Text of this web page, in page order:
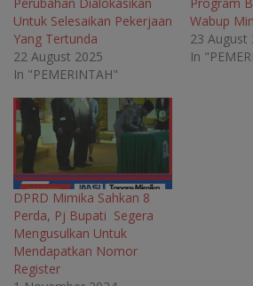
d
o
w
o
w
)
d
o
Untuk Selesaikan Pekerjaan
Yang Tertunda
22 August 2025
In "PEMERINTAH"
Wabup
23 August
In
DPRD Mimika Sahkan 8
Perda, Pj Bupati Segera
Mengusulkan Untuk
Mendapatkan Nomor
Register